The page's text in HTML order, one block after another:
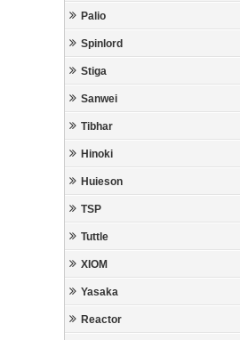
Palio
Spinlord
Stiga
Sanwei
Tibhar
Hinoki
Huieson
TSP
Tuttle
XIOM
Yasaka
Reactor